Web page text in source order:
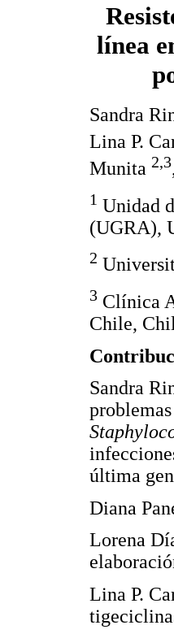
línea
Sandra
Lina P.
Munita 2,3
1 Unidad
(UGRA),
2
3 Clínica
Chile,
Sandra
última
Diana
Lorena
Lina P.